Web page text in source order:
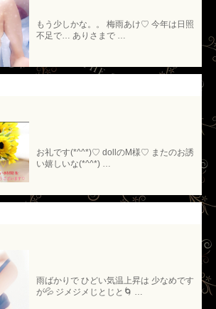
もう少しかな。。 梅雨あけ♡ 今年は日照
不足で… ありさまで …
お礼です(*^^*)♡ dollのM様♡ またのお誘
い嬉しいな(*^^*) …
雨ばかりで ひどい気温上昇は 少なめです
が💦 ジメジメじとじと🌀 …